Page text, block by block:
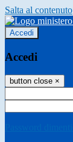
Salta al contenuto
Accedi
Accedi
button close ×